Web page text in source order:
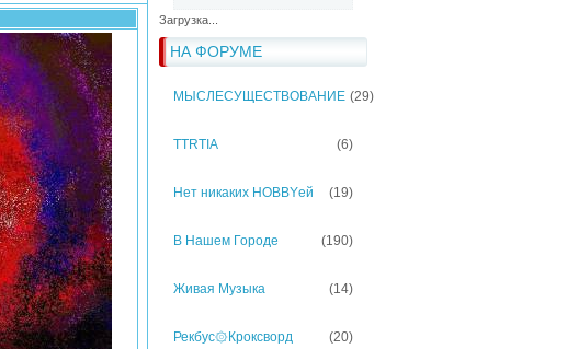
Загрузка...
НА ФОРУМЕ
МЫСЛЕСУЩЕСТВОВАНИЕ (29)
TTRTIA (6)
Нет никаких HOBBYей (19)
В Нашем Городе (190)
Живая Музыка (14)
Рекбус۞Кроксворд (20)